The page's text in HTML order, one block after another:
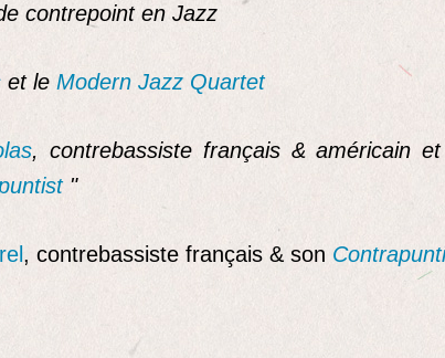
contrepoint en Jazz
et le Modern Jazz Quartet
, contrebassiste français & américain
"
, contrebassiste français & son